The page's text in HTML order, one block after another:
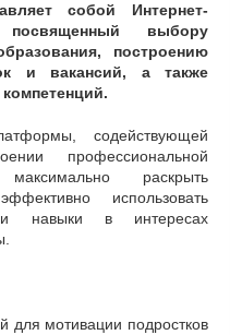
собой Интернет-
выбору
построению
и вакансий, а также
содействующей
профессиональной
раскрыть
использовать
и навыки в интересах
для мотивации подростков